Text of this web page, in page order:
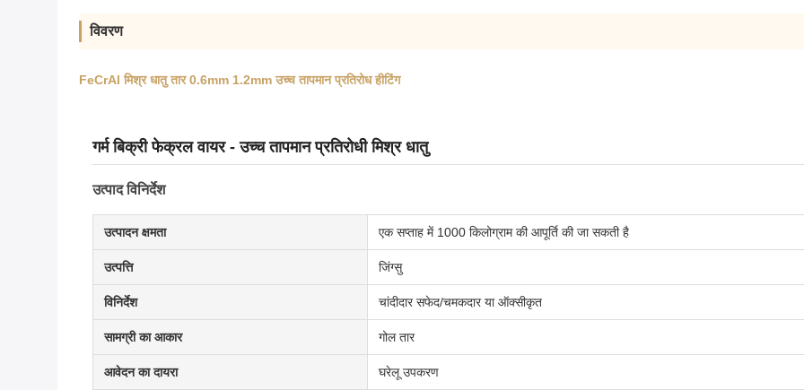
विवरण
FeCrAl मिश्र धातु तार 0.6mm 1.2mm उच्च तापमान प्रतिरोध हीटिंग
गर्म बिक्री फेक्रल वायर - उच्च तापमान प्रतिरोधी मिश्र धातु
उत्पाद विनिर्देश
उत्पादन क्षमता एक सप्ताह में 1000 किलोग्राम की आपूर्ति की जा सकती है
उत्पत्ति जिंग्सु
विनिर्देश चांदीदार सफेद/चमकदार या ऑक्सीकृत
सामग्री का आकार गोल तार
आवेदन का दायरा घरेलू उपकरण